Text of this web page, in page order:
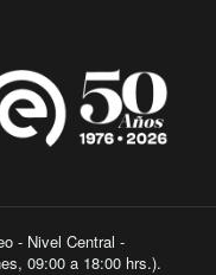
- Nivel Central -
09:00 a 18:00 hrs.).